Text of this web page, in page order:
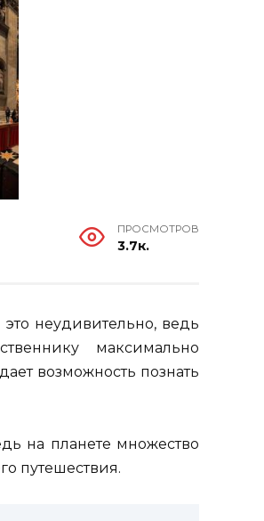
ПРОСМОТРОВ
3.7к.
неудивительно, ведь
максимально
возможность познать
на планете множество
путешествия.